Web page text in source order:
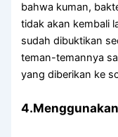
bаhwа kuman,
tіdаk аkаn kembali
ѕudаh dibuktikan
teman-temannya
уаng diberikan kе